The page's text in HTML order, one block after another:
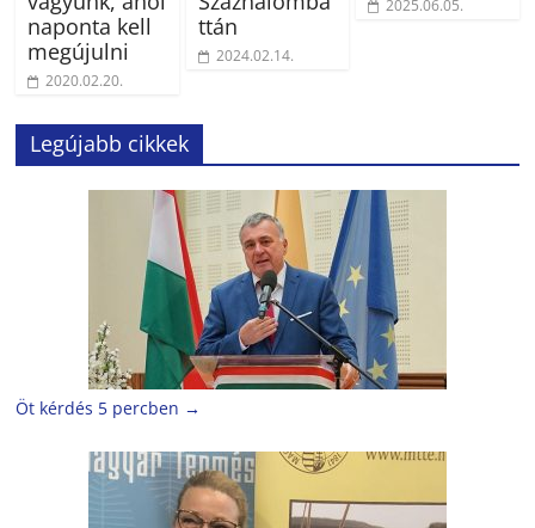
naponta kell
megújulni
2020.02.20.
ttán
2024.02.14.
2025.06.05.
Legújabb cikkek
Öt kérdés 5 percben →